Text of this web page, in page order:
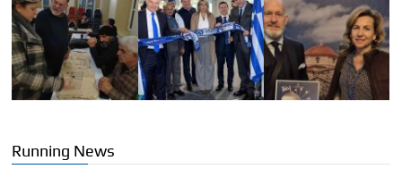
Running News